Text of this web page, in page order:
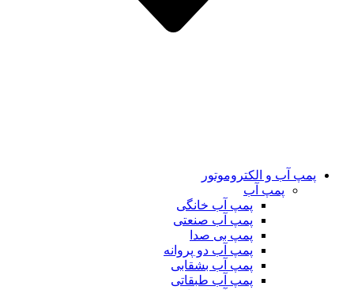
پمپ آب و الکتروموتور
پمپ آب
پمپ آب خانگی
پمپ آب صنعتی
پمپ بی صدا
پمپ آب دو پروانه
پمپ آب بشقابی
پمپ آب طبقاتی